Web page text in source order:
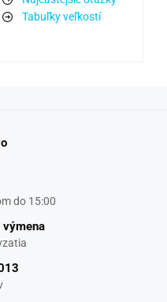
Tabuľky veľkostí
do 15:00
výmena